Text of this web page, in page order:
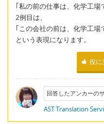
｢私の前の仕事は、化学工
2例目は、
｢この会社の前は、化学工
という表現になります。
役に
回答したアンカーの
AST Translation